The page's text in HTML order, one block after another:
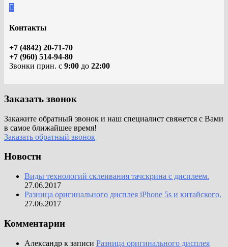

Контакты
+7 (4842) 20-71-70
+7 (960) 514-94-80
Звонки прин. с 9:00 до 22:00
Заказать звонок
Закажите обратный звонок и наш специалист свяжется с Вами
в самое ближайшее время!
Заказать обратный звонок
Новости
Виды технологий склеивания тачскрина с дисплеем.
27.06.2017
Разница оригинального дисплея iPhone 5s и китайского.
27.06.2017
Комментарии
Александр к записи Разница оригинального дисплея